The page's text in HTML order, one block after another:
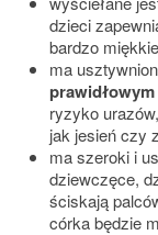
dzieci
bardzo
ma
ryzyko
jak jesień czy
ma szeroki i
dziewczęce,
ściskają
córka będzie